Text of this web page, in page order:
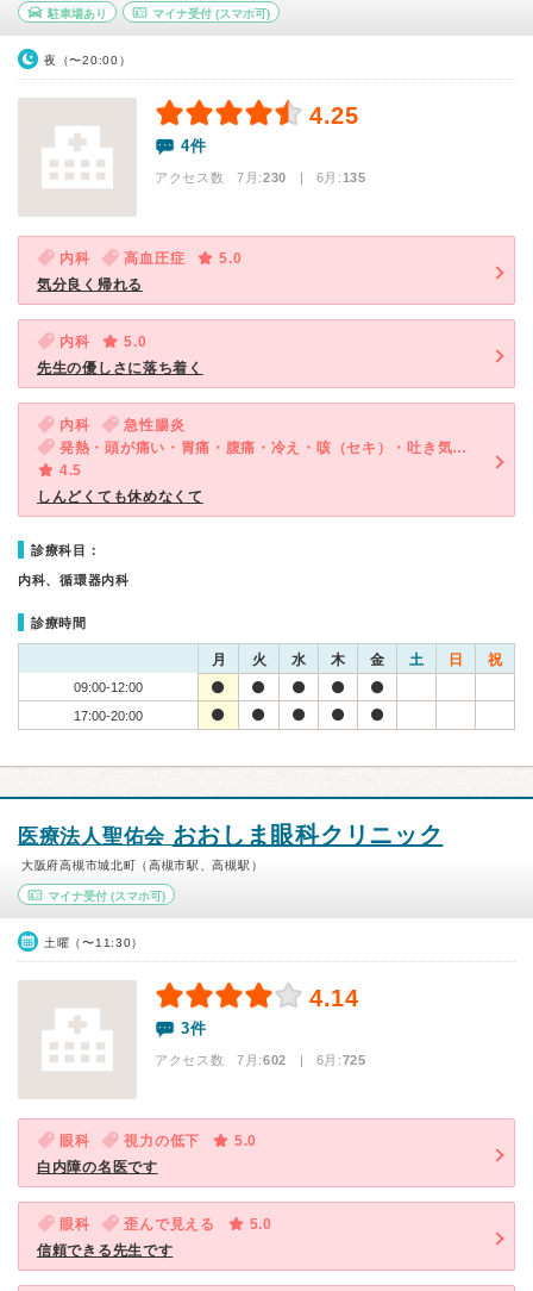
駐車場あり マイナ受付(スマホ可)
夜（〜20:00）
4.25
4件
アクセス数 7月:230 | 6月:135
内科 高血圧症
5.0
気分良く帰れる
内科
5.0
先生の優しさに落ち着く
内科
急性腸炎
発熱・頭が痛い・胃痛・腹痛・冷え・咳（セキ）・吐き気・嘔吐・急性の下痢
4.5
しんどくても休めなくて
診療科目：
内科、循環器内科
診療時間
月 火 水 木 金 土 日 祝
09:00-12:00
17:00-20:00
医療法人聖佑会 おおしま眼科クリニック
大阪府高槻市城北町（高槻市駅、高槻駅）
マイナ受付 (スマホ可)
土曜（〜11:30）
4.14
3件
アクセス数 7月:602 | 6月:725
眼科 視力の低下
5.0
白内障の名医です
眼科 歪んで見える
5.0
信頼できる先生です